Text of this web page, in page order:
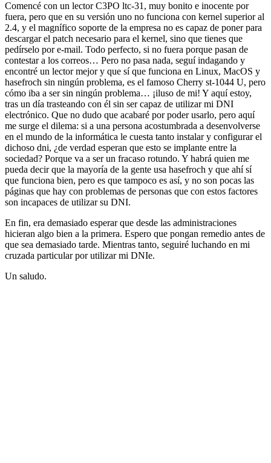
Comencé con un lector C3PO ltc-31, muy bonito e inocente por
fuera, pero que en su versión uno no funciona con kernel superior al
2.4, y el magnífico soporte de la empresa no es capaz de poner para
descargar el patch necesario para el kernel, sino que tienes que
pedírselo por e-mail. Todo perfecto, si no fuera porque pasan de
contestar a los correos… Pero no pasa nada, seguí indagando y
encontré un lector mejor y que sí que funciona en Linux, MacOS y
hasefroch sin ningún problema, es el famoso Cherry st-1044 U, pero
cómo iba a ser sin ningún problema… ¡iluso de mi! Y aquí estoy,
tras un día trasteando con él sin ser capaz de utilizar mi DNI
electrónico. Que no dudo que acabaré por poder usarlo, pero aquí
me surge el dilema: si a una persona acostumbrada a desenvolverse
en el mundo de la informática le cuesta tanto instalar y configurar el
dichoso dni, ¿de verdad esperan que esto se implante entre la
sociedad? Porque va a ser un fracaso rotundo. Y habrá quien me
pueda decir que la mayoría de la gente usa hasefroch y que ahí sí
que funciona bien, pero es que tampoco es así, y no son pocas las
páginas que hay con problemas de personas que con estos factores
son incapaces de utilizar su DNI.
En fin, era demasiado esperar que desde las administraciones
hicieran algo bien a la primera. Espero que pongan remedio antes de
que sea demasiado tarde. Mientras tanto, seguiré luchando en mi
cruzada particular por utilizar mi DNIe.
Un saludo.